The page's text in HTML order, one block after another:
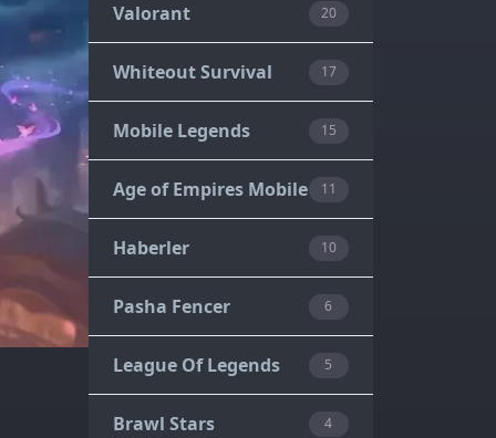
Valorant 20
Whiteout Survival 17
Mobile Legends 15
Age of Empires Mobile 11
Haberler 10
Pasha Fencer 6
League Of Legends 5
Brawl Stars 4